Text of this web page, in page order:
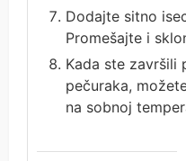
Dodajte sitno
Promešajte i
Kada ste završili
pečuraka,
na sobnoj